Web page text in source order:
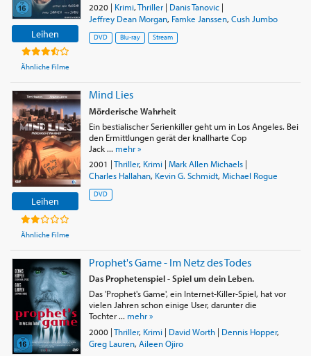
Leihen
Ähnliche Filme
2020| Krimi,Thriller| Danis Tanovic|
Jeffrey Dean Morgan, Famke Janssen, Cush Jumbo
DVD Blu-ray Stream
Leihen
Ähnliche Filme
Mind Lies
Mörderische Wahrheit
Ein bestialischer Serienkiller geht um in Los Angeles. Bei
den Ermittlungen gerät der knallharte Cop
Jack ... mehr »
2001 |Thriller, Krimi| Mark Allen Michaels|
Charles Hallahan, Kevin G. Schmidt, Michael Rogue
DVD
Prophet's Game - Im Netz des Todes
Das Prophetenspiel - Spiel um dein Leben.
Das 'Prophet's Game', ein Internet-Killer-Spiel, hat vor
vielen Jahren schon einige User, darunter die
Tochter ... mehr »
2000|Thriller, Krimi| David Worth| Dennis Hopper,
Greg Lauren, Aileen Ojiro